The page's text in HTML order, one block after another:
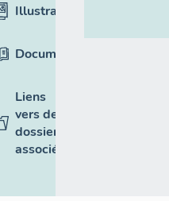
Illustrations
Documentation
Liens
vers des
dossiers
associés